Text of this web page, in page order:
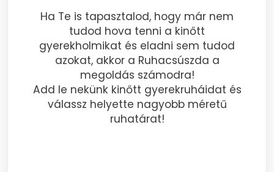
Ha Te is tapasztalod, hogy már nem
tudod hova tenni a kinőtt
gyerekholmikat és eladni sem tudod
azokat, akkor a Ruhacsúszda a
megoldás számodra!
Add le nekünk kinőtt gyerekruháidat és
válassz helyette nagyobb méretű
ruhatárat!